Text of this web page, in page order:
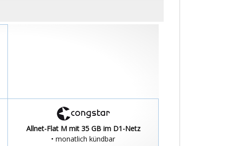
Allnet-Flat M mit 35 GB im D1-Netz
• monatlich kündbar